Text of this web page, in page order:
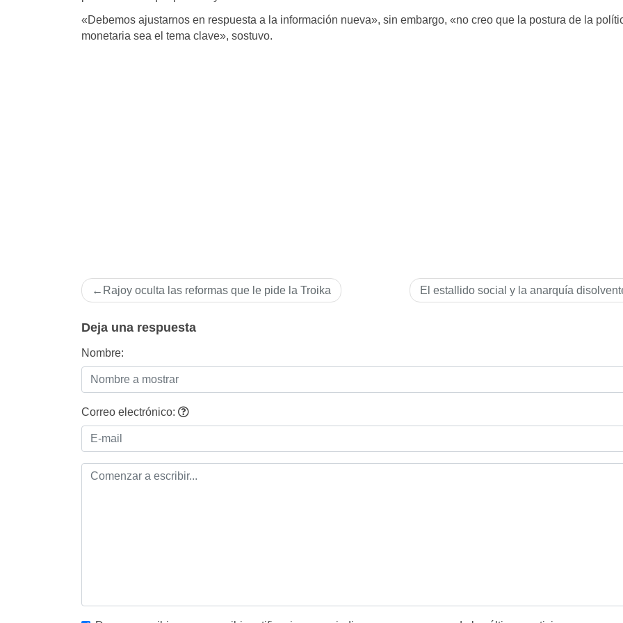
«Debemos ajustarnos en respuesta a la información nueva», sin embargo, «no creo que la postura de la
monetaria sea el tema clave», sostuvo.
Navegación
de
entradas
Rajoy oculta las reformas que le pide la Troika El estallido social y la anarquí­a
Deja una respuesta
Nombre:
Correo electrónico: